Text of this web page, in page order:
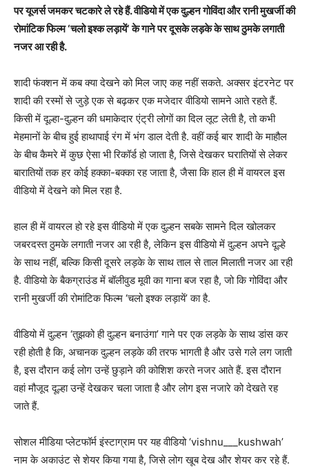
पर यूजर्स जमकर चटकारे ले रहे हैं. वीडियो में एक दुल्हन गोविंदा और रानी मुखर्जी की
रोमांटिक फिल्म‘चलो इश्क लड़ायें‘के गाने पर दूसके लड़के के साथ ठुमके लगाती
नजर आ रही है.
शादी फंक्शन में कब क्या देखने को मिल जाए कह नहीं सकते. अक्सर इंटरनेट पर
शादी की रस्मों से जुड़े एक से बढ़कर एक मजेदार वीडियो सामने आते रहते हैं.
किसी में दूल्हा-दुल्हन की धमाकेदार एंट्री लोगों का दिल लूट लेती है, तो कभी
मेहमानों के बीच हुई हाथापाई रंग में भंग डाल देती है. वहीं कई बार शादी के माहौल
के बीच कैमरे में कुछ ऐसा भी रिकॉर्ड हो जाता है, जिसे देखकर घरातियों से लेकर
बारातियों तक हर कोई हक्का-बक्का रह जाता है, जैसा कि हाल ही में वायरल इस
वीडियो में देखने को मिल रहा है.
हाल ही में वायरल हो रहे इस वीडियो में एक दुल्हन सबके सामने दिल खोलकर
जबरदस्त ठुमके लगाती नजर आ रही है, लेकिन इस वीडियो में दुल्हन अपने दूल्हे
के साथ नहीं, बल्कि किसी दूसरे लड़के के साथ ताल से ताल मिलाती नजर आ रही
है. वीडियो के बैकग्राउंड में बॉलीवुड मूवी का गाना बज रहा है, जो कि गोविंदा और
रानी मुखर्जी की रोमांटिक फिल्म ‘चलो इश्क लड़ायें’ का है.
वीडियो में दुल्हन ‘तुझको ही दुल्हन बनाउंगा’ गाने पर एक लड़के के साथ डांस कर
रही होती है कि, अचानक दुल्हन लड़के की तरफ भागती है और उसे गले लग जाती
है, इस दौरान कई लोग उन्हें छुड़ाने की कोशिश करते नजर आते हैं. इस दौरान
वहां मौजूद दूल्हा उन्हें देखकर चला जाता है और लोग इस नजारे को देखते रह
जाते हैं.
सोशल मीडिया प्लेटफॉर्म इंस्टाग्राम पर यह वीडियो ‘vishnu___kushwah’
नाम के अकाउंट से शेयर किया गया है, जिसे लोग खूब देख और शेयर कर रहे हैं.